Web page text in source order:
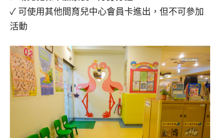
✓ 可使用其他間育兒中心會員卡進出，但不可參加
活動